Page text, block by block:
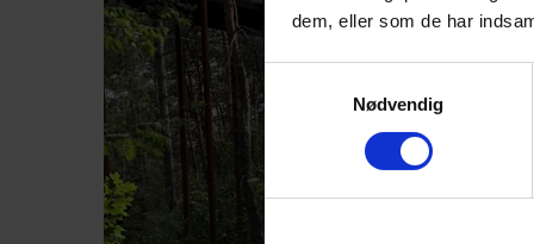
dem, eller som de har
Nødvendig